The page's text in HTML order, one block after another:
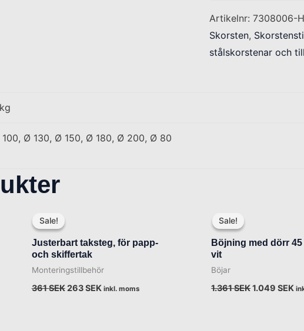
Artikelnr: 7308006-H
Skorsten,
stålskorstenar och
Ø 130, Ø 150, Ø 180, Ø 200, Ø 80
Sale!
Sale!
Justerbart taksteg, för papp-
och skiffertak
Monteringstillbehör
361SEK
361 SEK.
263SEK
263 SEK.
inkl. moms
Sale!
Sale!
Böjning med dörr
vit
Böjar
1.361SEK
var:
1.361 SEK.
1.049SEK
är: